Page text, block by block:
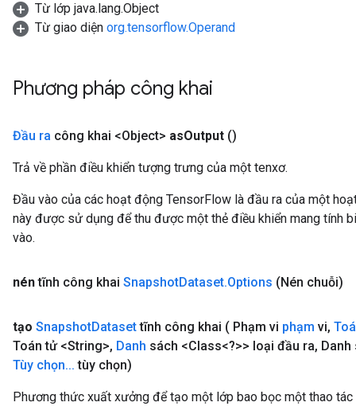
Từ lớp java.lang.Object
Từ giao diện org.tensorflow.Operand
Phương pháp công khai
Đầu ra công khai <Object> asOutput ()
Trả về phần điều khiển tượng trưng của một tenxơ.
Đầu vào của các hoạt động TensorFlow là đầu ra của một
này được sử dụng để thu được một thẻ điều khiển mang tính
vào.
nén tĩnh công khai SnapshotDataset.Options (Nén chuỗi)
tạo SnapshotDatasettĩnh công khai ( Phạm vi phạm vi,
Toán tử <String>, Danh sách <Class<?>> loại đầu ra,
Tùy chọn... tùy chọn)
Phương thức xuất xưởng để tạo một lớp bao bọc một thao